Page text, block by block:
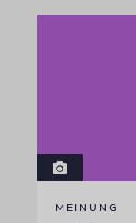
MEINUNG